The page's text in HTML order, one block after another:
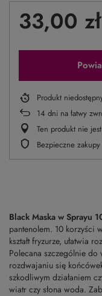
33,00 zł
Produkt
14 dni na łatwy
Ten produkt nie
Bezpieczne zakupy
Black Maska w Sprayu
pantenolem. 10 korzyści
kształt fryzurze, ułatwia
Polecana szczególnie do
rozdwajaniu się
szkodliwym działaniem
wiatr czy słona woda.